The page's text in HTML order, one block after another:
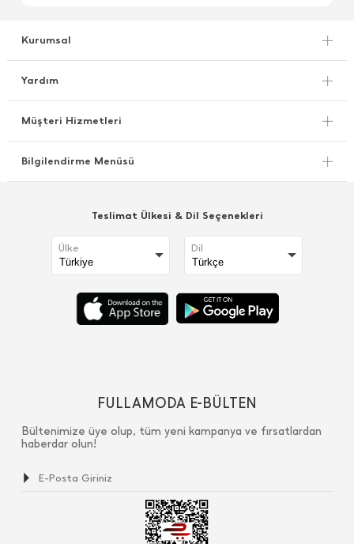
Kurumsal
Yardım
Müşteri Hizmetleri
Bilgilendirme Menüsü
Teslimat Ülkesi & Dil Seçenekleri
Ülke Dil
FULLAMODA E-BÜLTEN
Bültenimize üye olup, tüm yeni kampanya ve fırsatlardan
haberdar olun!